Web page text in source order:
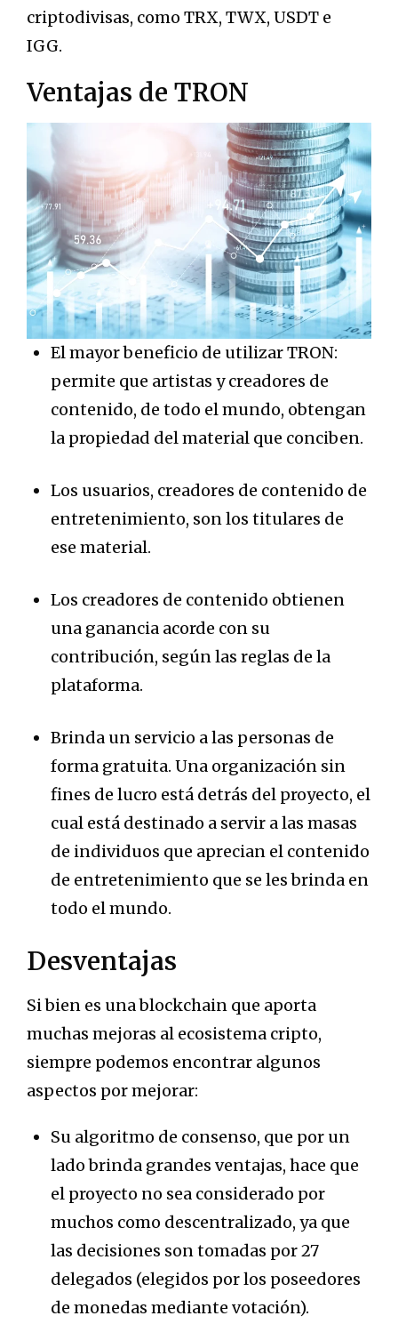
criptodivisas, como TRX, TWX, USDT e
IGG.
Ventajas de TRON
El mayor beneficio de utilizar TRON:
permite que artistas y creadores de
contenido, de todo el mundo, obtengan
la propiedad del material que conciben.
Los usuarios, creadores de contenido de
entretenimiento, son los titulares de
ese material.
Los creadores de contenido obtienen
una ganancia acorde con su
contribución, según las reglas de la
plataforma.
Brinda un servicio a las personas de
forma gratuita. Una organización sin
fines de lucro está detrás del proyecto, el
cual está destinado a servir a las masas
de individuos que aprecian el contenido
de entretenimiento que se les brinda en
todo el mundo.
Desventajas
Si bien es una blockchain que aporta
muchas mejoras al ecosistema cripto,
siempre podemos encontrar algunos
aspectos por mejorar:
Su algoritmo de consenso, que por un
lado brinda grandes ventajas, hace que
el proyecto no sea considerado por
muchos como descentralizado, ya que
las decisiones son tomadas por 27
delegados (elegidos por los poseedores
de monedas mediante votación).